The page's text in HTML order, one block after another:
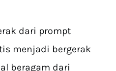
dari prompt
menjadi bergerak
beragam dari